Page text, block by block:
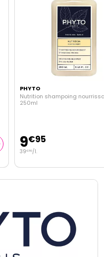
PHYTO
Nutrition shampoing
250ml
9€95
39€80/l.